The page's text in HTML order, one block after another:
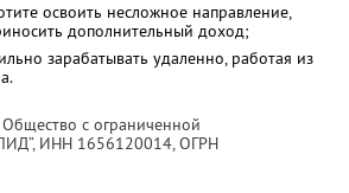
освоить несложное направление,
дополнительный доход;
зарабатывать удаленно, работая из
Общество с ограниченной
ИНН 1656120014, ОГРН